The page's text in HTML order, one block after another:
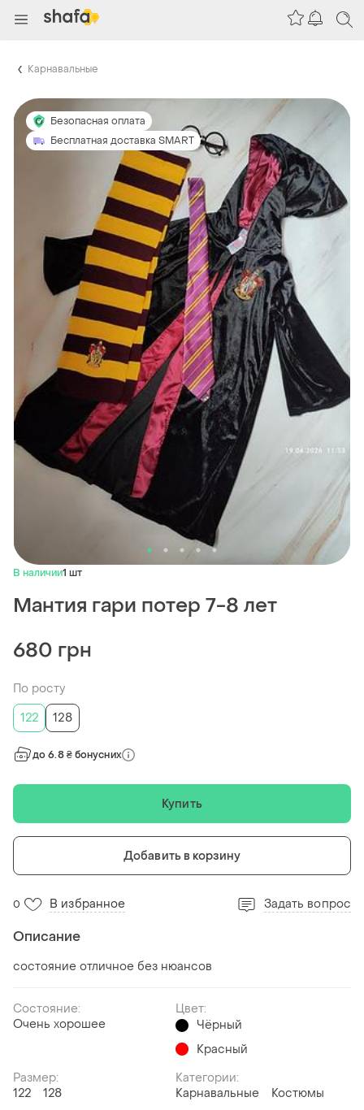
Карнавальные
Безопасная оплата
Бесплатная доставка SMART
В наличии1 шт
Мантия гари потер 7-8 лет
680 грн
По росту
122
128
до 6.8 ₴ бонусних
Купить
Добавить в корзину
0 В избранное Задать вопрос
Описание
состояние отличное без нюансов
Состояние:
Очень хорошее
Цвет:
Чёрный
Красный
Размер:
122
128
Категории:
Карнавальные
Костюмы